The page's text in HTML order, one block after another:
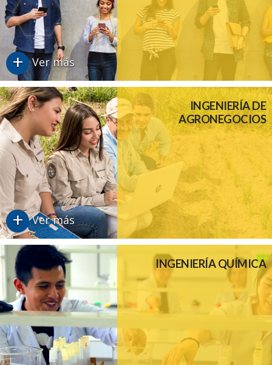
+ Ver más
INGENIERÍA DE
AGRONEGOCIOS
+ Ver más
INGENIERÍA QUÍMICA